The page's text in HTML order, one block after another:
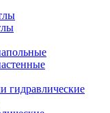
гидравлические